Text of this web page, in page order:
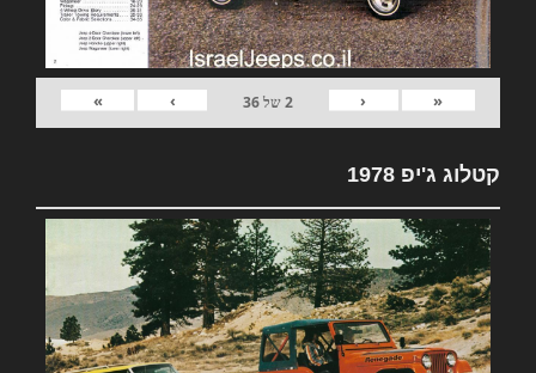
«
‹
2של36
›
»
קטלוג ג'יפ 1978